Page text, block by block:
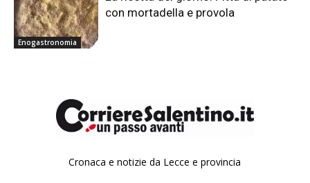
Enogastronomia
con mortadella e provola
Cronaca e notizie da Lecce e provincia